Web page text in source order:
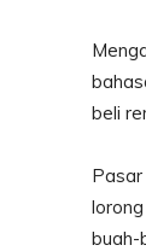
beli
buah-